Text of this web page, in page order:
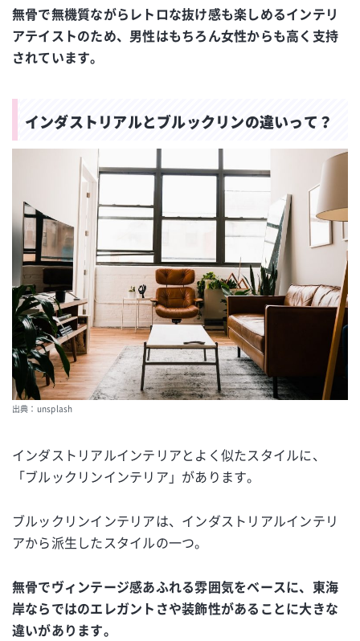
無骨で無機質ながらレトロな抜け感も楽しめるインテリ
アテイストのため、男性はもちろん女性からも高く支持
されています。
インダストリアルとブルックリンの違いって？
出典：unsplash
インダストリアルインテリアとよく似たスタイルに、
「ブルックリンインテリア」があります。
ブルックリンインテリアは、インダストリアルインテリ
アから派生したスタイルの一つ。
無骨でヴィンテージ感あふれる雰囲気をベースに、東海
岸ならではのエレガントさや装飾性があることに大きな
違いがあります。